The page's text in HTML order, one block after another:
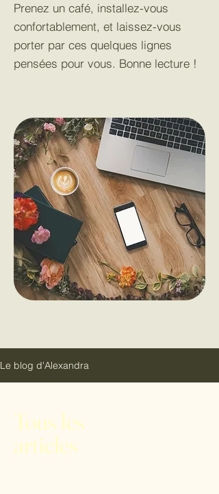
Prenez un café, installez-vous
confortablement, et laissez-vous
porter par ces quelques lignes
pensées pour vous. Bonne lecture !
Le blog d'Alexandra
Tous les
articles